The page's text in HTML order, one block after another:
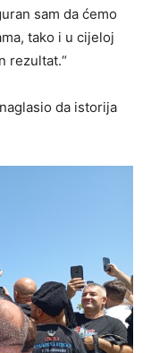
sam da ćemo
tako i u cijeloj
rezultat.“
da istorija